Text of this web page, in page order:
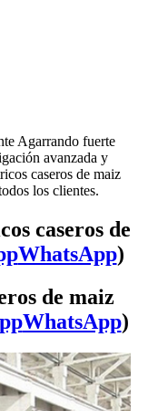
Agarrando fuerte
avanzada y
caseros de maiz
los clientes.
caseros de
WhatsApp)
de maiz
WhatsApp)